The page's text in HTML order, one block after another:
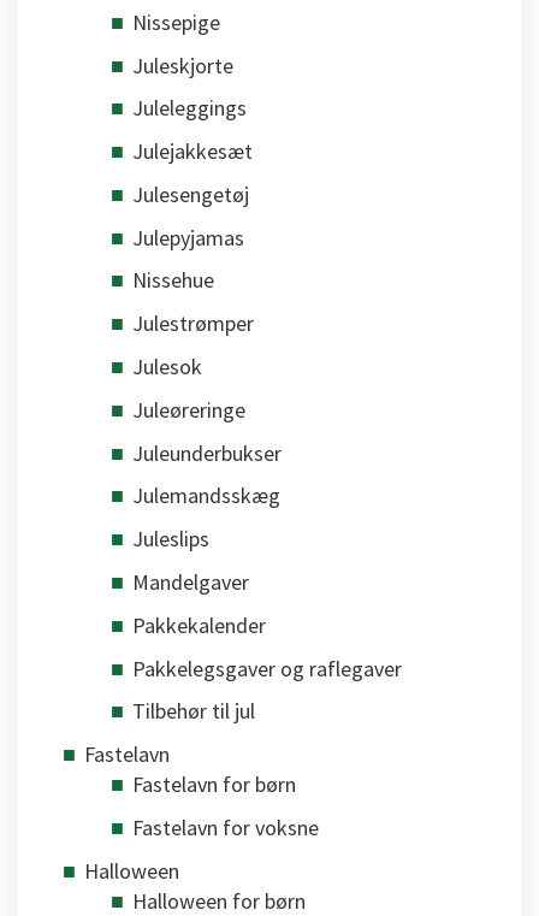
Nissepige
Juleskjorte
Juleleggings
Julejakkesæt
Julesengetøj
Julepyjamas
Nissehue
Julestrømper
Julesok
Juleøreringe
Juleunderbukser
Julemandsskæg
Juleslips
Mandelgaver
Pakkekalender
Pakkelegsgaver og raflegaver
Tilbehør til jul
Fastelavn
Fastelavn for børn
Fastelavn for voksne
Halloween
Halloween for børn